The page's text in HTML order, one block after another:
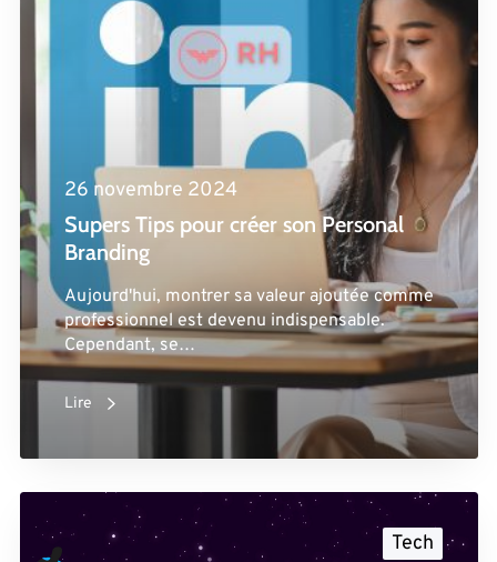
26 novembre 2024
Supers Tips pour créer son Personal
Branding
Aujourd'hui, montrer sa valeur ajoutée comme
professionnel est devenu indispensable.
Cependant, se…
Lire
Tech